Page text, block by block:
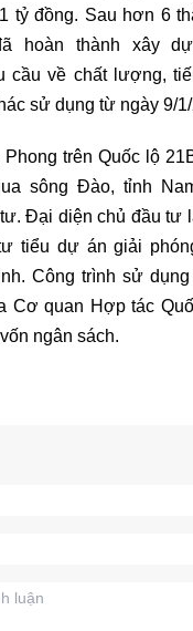
tỷ đồng. Sau hơn 6
hoàn thành xây
cầu về chất lượng,
sử dụng từ ngày 9/
trên Quốc lộ
sông Đào, tỉnh
Đại diện chủ đầu tư
tiểu dự án giải
Công trình sử dụng
Cơ quan Hợp tác
ngân sách.